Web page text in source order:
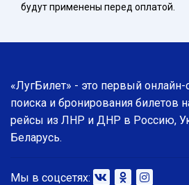
будут применены перед оплатой.
«ЛугБилет» - это первый онлайн-
поиска и бронирования билетов
рейсы из ЛНР и ДНР в Россию,
Беларусь.
Мы в соцсетях: